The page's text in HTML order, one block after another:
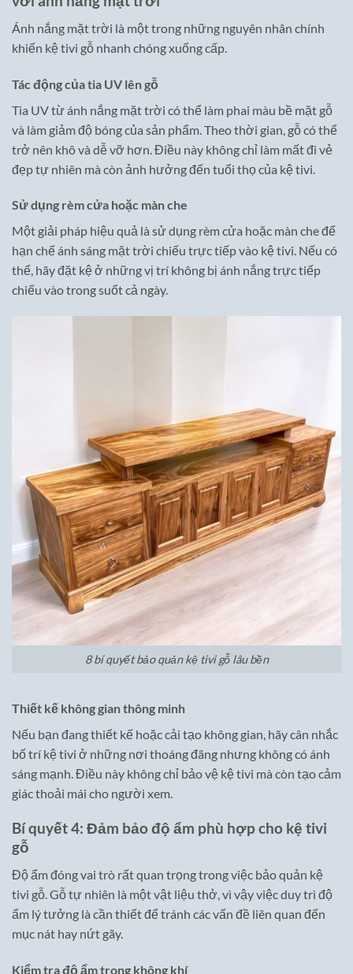
Ánh nắng mặt trời là một trong những nguyên nhân chính
khiến kệ tivi gỗ nhanh chóng xuống cấp.
Tác động của tia UV lên gỗ
Tia UV từ ánh nắng mặt trời có thể làm phai màu bề mặt gỗ
và làm giảm độ bóng của sản phẩm. Theo thời gian, gỗ có thể
trở nên khô và dễ vỡ hơn. Điều này không chỉ làm mất đi vẻ
đẹp tự nhiên mà còn ảnh hưởng đến tuổi thọ của kệ tivi.
Sử dụng rèm cửa hoặc màn che
Một giải pháp hiệu quả là sử dụng rèm cửa hoặc màn che để
hạn chế ánh sáng mặt trời chiếu trực tiếp vào kệ tivi. Nếu có
thể, hãy đặt kệ ở những vị trí không bị ánh nắng trực tiếp
chiếu vào trong suốt cả ngày.
8 bí quyết bảo quản kệ tivi gỗ lâu bền
Thiết kế không gian thông minh
Nếu bạn đang thiết kế hoặc cải tạo không gian, hãy cân nhắc
bố trí kệ tivi ở những nơi thoáng đãng nhưng không có ánh
sáng mạnh. Điều này không chỉ bảo vệ kệ tivi mà còn tạo cảm
giác thoải mái cho người xem.
Bí quyết 4: Đảm bảo độ ẩm phù hợp cho kệ tivi
gỗ
Độ ẩm đóng vai trò rất quan trọng trong việc bảo quản kệ
tivi gỗ. Gỗ tự nhiên là một vật liệu thở, vì vậy việc duy trì độ
ẩm lý tưởng là cần thiết để tránh các vấn đề liên quan đến
mục nát hay nứt gãy.
Kiểm tra độ ẩm trong không khí